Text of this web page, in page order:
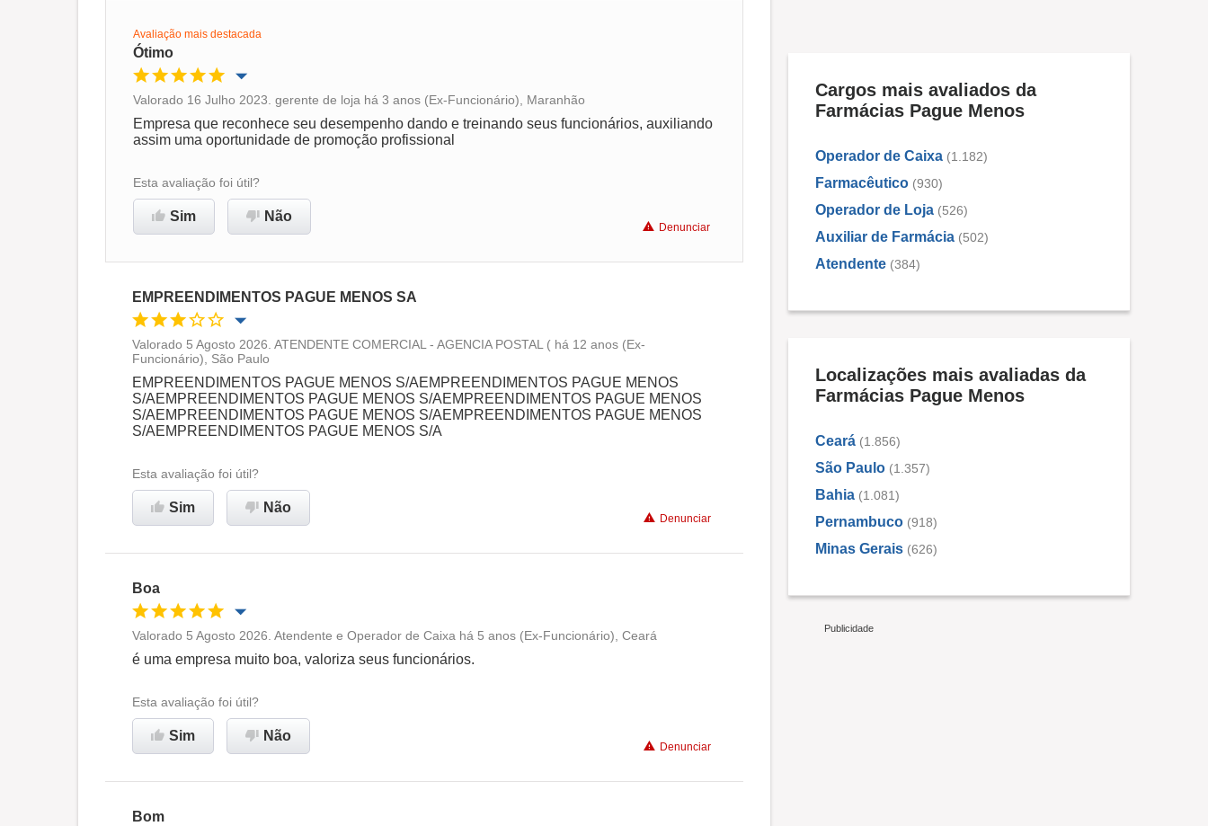
Avaliação mais destacada
Ótimo
Oportunidade de promoção Conciliação com a vida familiar
Recomenda esta empresa
Valorado 16 Julho 2023. gerente de loja há 3 anos (Ex-Funcionário), Maranhão
Empresa que reconhece seu desempenho dando e treinando seus funcionários, auxiliando
assim uma oportunidade de promoção profissional
Esta avaliação foi útil?
Sim Não
Denunciar
EMPREENDIMENTOS PAGUE MENOS SA
Oportunidade de promoção
Ambiente de trabalho Benefícios
Valorado 5 Agosto 2026. ATENDENTE COMERCIAL - AGENCIA POSTAL ( há 12 anos (Ex-
Funcionário), São Paulo
EMPREENDIMENTOS PAGUE MENOS S/AEMPREENDIMENTOS PAGUE MENOS
S/AEMPREENDIMENTOS PAGUE MENOS S/AEMPREENDIMENTOS PAGUE MENOS
S/AEMPREENDIMENTOS PAGUE MENOS S/AEMPREENDIMENTOS PAGUE MENOS
S/AEMPREENDIMENTOS PAGUE MENOS S/A
Esta avaliação foi útil?
Sim Não
Denunciar
Boa
Oportunidade de promoção
Ambiente de trabalho
Conciliação com a vida familiar
Recomenda esta empresa
Valorado 5 Agosto 2026. Atendente e Operador de Caixa há 5 anos (Ex-Funcionário), Ceará
é uma empresa muito boa, valoriza seus funcionários.
Esta avaliação foi útil?
Sim Não
Denunciar
Bom
Cargos mais avaliados da
Farmácias Pague Menos
Operador de Caixa (1.182)
Farmacêutico (930)
Operador de Loja (526)
Auxiliar de Farmácia (502)
Atendente (384)
Localizações mais avaliadas da
Farmácias Pague Menos
Ceará (1.856)
São Paulo (1.357)
Bahia (1.081)
Pernambuco (918)
Minas Gerais (626)